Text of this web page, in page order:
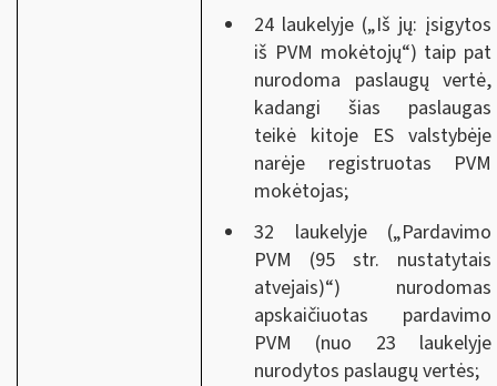
24 laukelyje („Iš jų: įsigytos
iš PVM mokėtojų“) taip pat
nurodoma paslaugų vertė,
kadangi šias paslaugas
teikė kitoje ES valstybėje
narėje registruotas PVM
mokėtojas;
32 laukelyje („Pardavimo
PVM (95 str. nustatytais
atvejais)“) nurodomas
apskaičiuotas pardavimo
PVM (nuo 23 laukelyje
nurodytos paslaugų vertės;